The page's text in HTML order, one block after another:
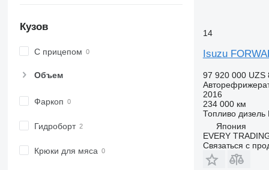
Кузов
С прицепом
Объем
Фаркоп
Гидроборт
Крюки для мяса
14
Isuzu
97 920 000 UZS
2016
234 000 км
Топливо дизель
Япония
EVERY
Связаться с